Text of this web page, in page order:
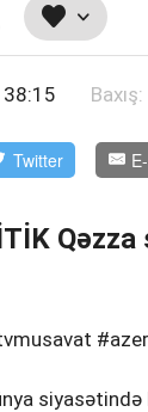
38:15 Baxış:
Twitter
siyasətində